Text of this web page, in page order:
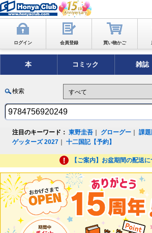
ログイン 会員登録 買い物かご
本 コミック 雑誌
検索
注目のキーワード： 東野圭吾 グローグー ｜課
ゲッターズ 2027 ｜十二国記【予約】
【ご案内】お盆期間の配送